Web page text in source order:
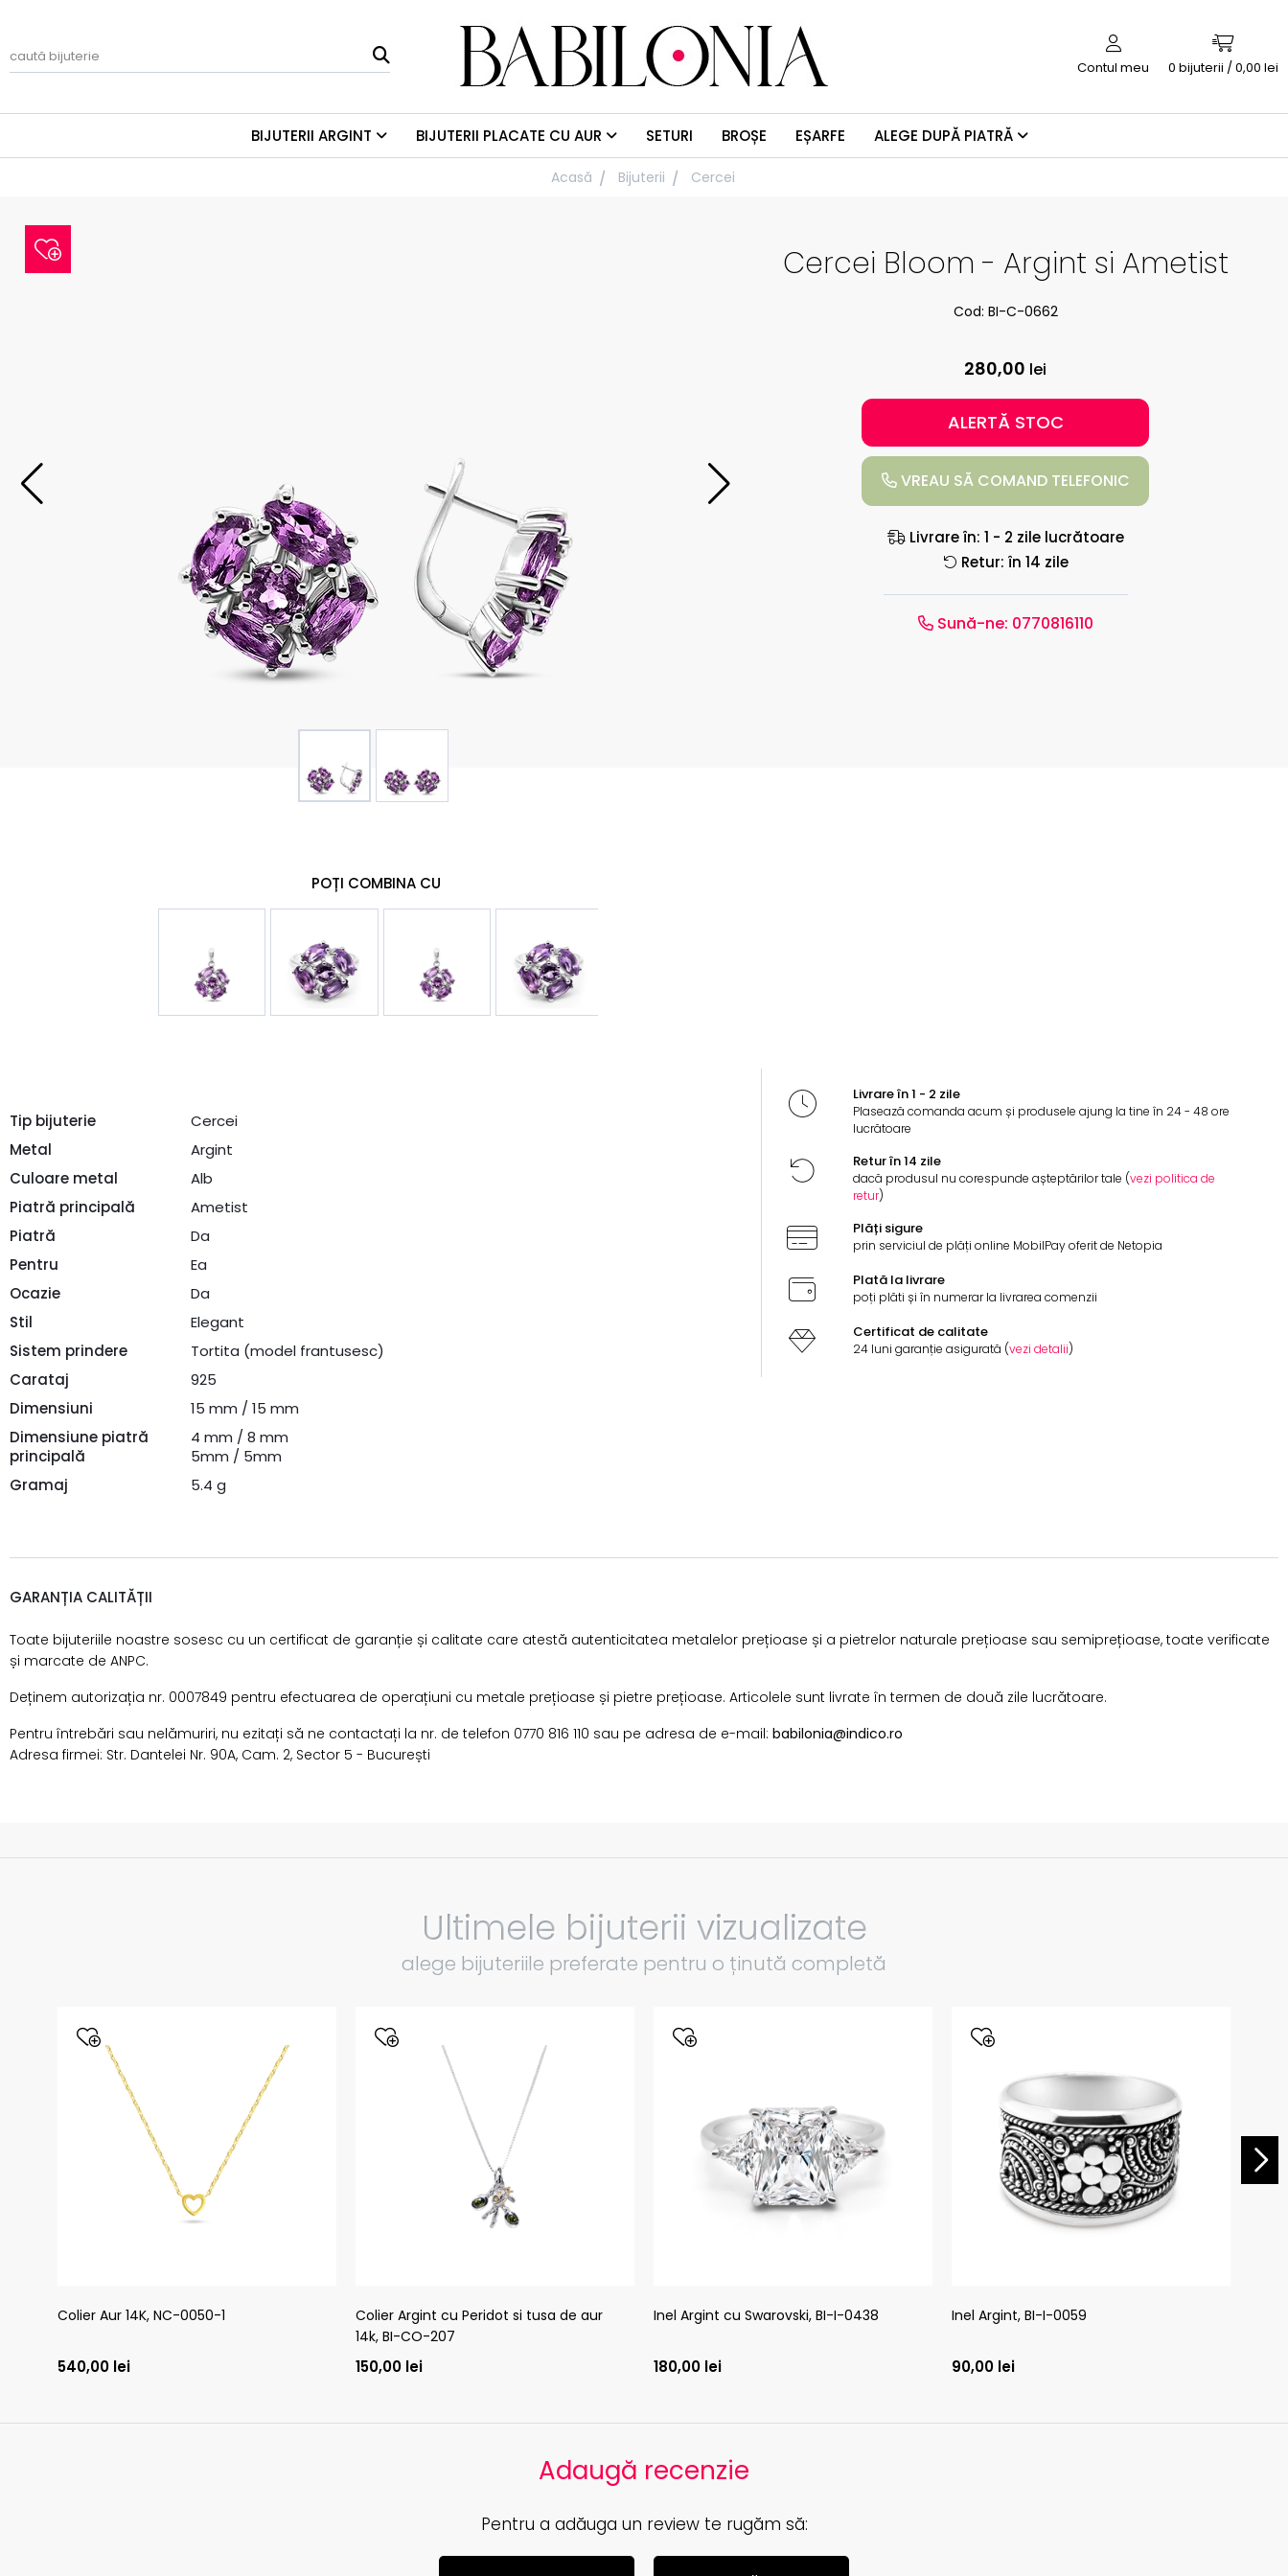
Contul meu 0 bijuterii / 0,00 lei
BIJUTERII ARGINT BIJUTERII PLACATE CU AUR SETURI BROȘE EȘARFE ALEGE DUPĂ PIATRĂ
Acasă Bijuterii Cercei
Cercei Bloom - Argint si Ametist
Cod: BI-C-0662
280,00 lei
ALERTĂ STOC
VREAU SĂ COMAND TELEFONIC
Livrare în: 1 - 2 zile lucrătoare
Retur: în 14 zile
Sună-ne: 0770816110
POȚI COMBINA CU
Tip bijuterie
Cercei
Metal
Argint
Culoare metal
Alb
Piatră principală
Ametist
Piatră
Da
Pentru
Ea
Ocazie
Da
Stil
Elegant
Sistem prindere
Tortita (model frantusesc)
Carataj
925
Dimensiuni
15 mm / 15 mm
Dimensiune piatră
principală
4 mm / 8 mm
5mm / 5mm
Gramaj
5.4 g
Livrare în 1 - 2 zile
Plasează comanda acum și produsele ajung la tine în 24 - 48 ore
lucrătoare
Retur în 14 zile
dacă produsul nu corespunde așteptărilor tale (vezi politica de
retur)
Plăți sigure
prin serviciul de plăți online MobilPay oferit de Netopia
Plată la livrare
poți plăti și în numerar la livrarea comenzii
Certificat de calitate
24 luni garanție asigurată (vezi detalii)
GARANȚIA CALITĂȚII
Toate bijuteriile noastre sosesc cu un certificat de garanție și calitate care atestă autenticitatea metalelor prețioase și a pietrelor naturale prețioase sau semiprețioase, toate verificate
și marcate de ANPC.
Deținem autorizația nr. 0007849 pentru efectuarea de operațiuni cu metale prețioase și pietre prețioase. Articolele sunt livrate în termen de două zile lucrătoare.
Pentru întrebări sau nelămuriri, nu ezitați să ne contactați la nr. de telefon 0770 816 110 sau pe adresa de e-mail: babilonia@indico.ro
Adresa firmei: Str. Dantelei Nr. 90A, Cam. 2, Sector 5 - București
Ultimele bijuterii vizualizate
alege bijuteriile preferate pentru o ținută completă
Colier Aur 14K, NC-0050-1
540,00 lei
Colier Argint cu Peridot si tusa de aur
14k, BI-CO-207
150,00 lei
Inel Argint cu Swarovski, BI-I-0438
180,00 lei
Inel Argint, BI-I-0059
90,00 lei
Adaugă recenzie
Pentru a adăuga un review te rugăm să: